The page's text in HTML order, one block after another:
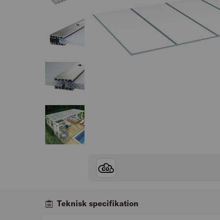
Teknisk specifikation